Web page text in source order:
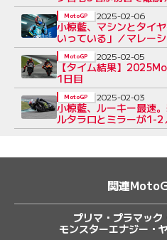
スト
小椋藍、マシンとタイ
いっている」／マレー
MotoGP 2025-02-06
【タイム結果】
1日目
MotoGP 2025-02-05
小椋藍、ルーキー最速
ルタラロとミラーが1-
スト
MotoGP 2025-02-03
関連
プリマ・プラマッ
モンスターエナジー・